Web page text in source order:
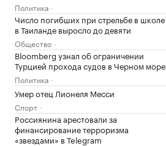
Политика
Число погибших при стрельбе в школе
в Таиланде выросло до девяти
Общество
Bloomberg узнал об ограничении
Турцией прохода судов в Черном море
Политика
Умер отец Лионеля Месси
Спорт
Россиянина арестовали за
финансирование терроризма
«звездами» в Telegram